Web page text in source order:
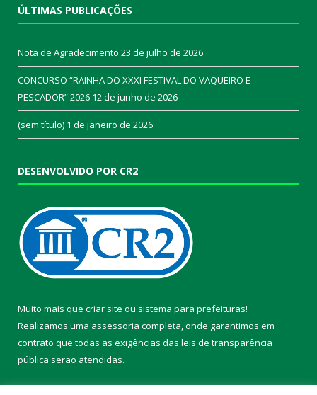
ÚLTIMAS PUBLICAÇÕES
Nota de Agradecimento 23 de julho de 2026
CONCURSO “RAINHA DO XXXI FESTIVAL DO VAQUEIRO E
PESCADOR” 2026 12 de junho de 2026
(sem título) 1 de janeiro de 2026
DESENVOLVIDO POR CR2
Muito mais que criar site ou sistema para prefeituras!
Realizamos uma assessoria completa, onde garantimos em
contrato que todas as exigências das leis de transparência
pública serão atendidas.